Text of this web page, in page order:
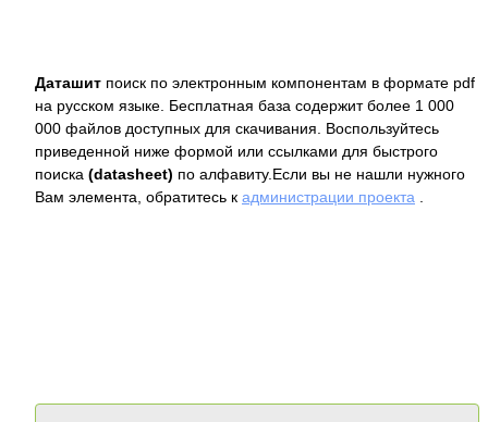
Даташит поиск по электронным компонентам в формате pdf
на русском языке. Бесплатная база содержит более 1 000
000 файлов доступных для скачивания. Воспользуйтесь
приведенной ниже формой или ссылками для быстрого
поиска (datasheet) по алфавиту.Если вы не нашли нужного
Вам элемента, обратитесь к администрации проекта